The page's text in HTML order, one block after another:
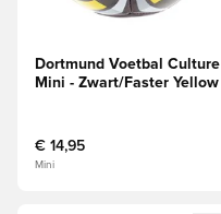
Dortmund Voetbal Culture
Mini - Zwart/Faster Yellow
€ 14,95
Mini